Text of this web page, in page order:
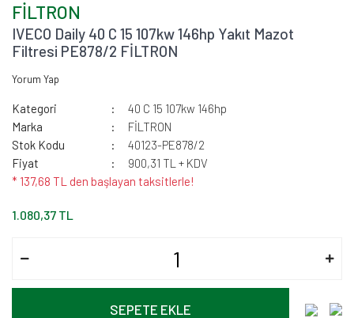
FİLTRON
IVECO Daily 40 C 15 107kw 146hp Yakıt Mazot
Filtresi PE878/2 FİLTRON
Yorum Yap
Kategori
40 C 15 107kw 146hp
Marka
FİLTRON
Stok Kodu
40123-PE878/2
Fiyat
900,31 TL + KDV
* 137,68 TL den başlayan taksitlerle!
1.080,37 TL
SEPETE EKLE